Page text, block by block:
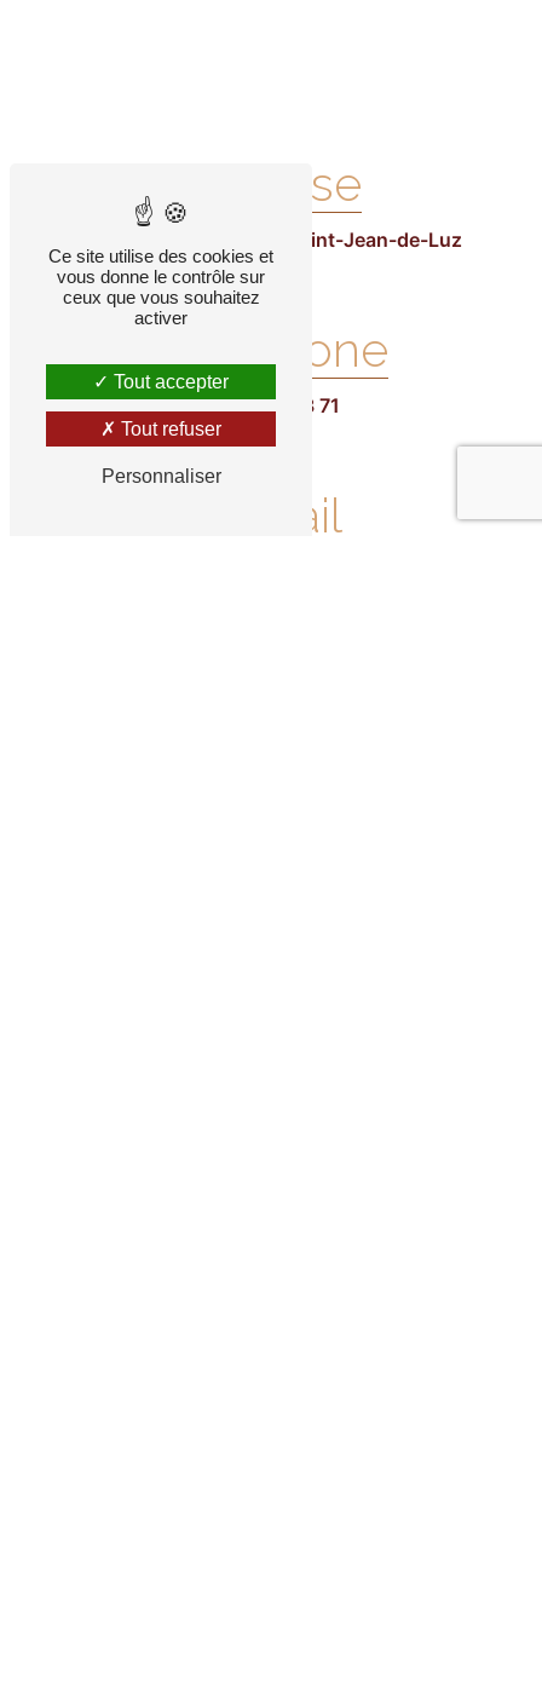
Adresse
2 Av. Andenia, 64500 Saint-Jean-de-Luz
Téléphone
05 59 26 68 71
E-mail
Ce site utilise des cookies et
vous donne le contrôle sur
ceux que vous souhaitez
activer
Tout accepter
Tout refuser
Personnaliser